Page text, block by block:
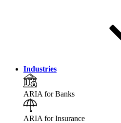
Industries
ARIA for Banks
ARIA for Insurance